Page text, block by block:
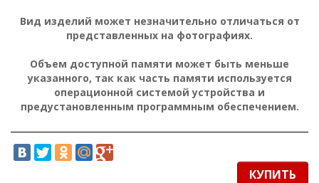
Вид изделий может незначительно отличаться от
представленных на фотографиях.
Объем доступной памяти может быть меньше
указанного, так как часть памяти используется
операционной системой устройства и
предустановленным программным обеспечением.
КУПИТЬ